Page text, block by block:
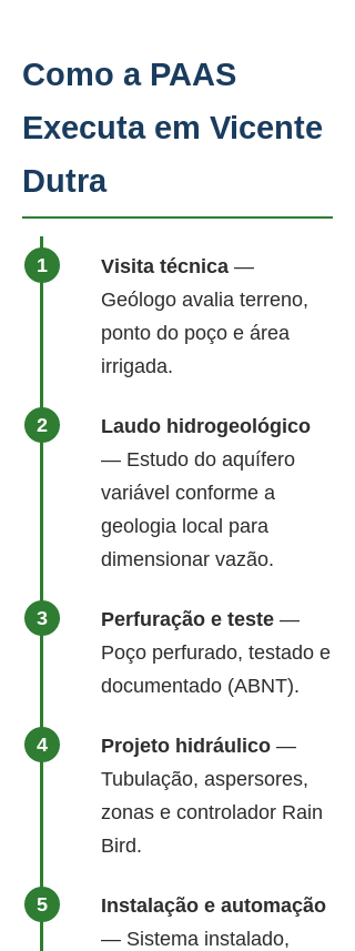
Como a PAAS
Executa em Vicente
Dutra
Visita técnica —
Geólogo avalia terreno,
ponto do poço e área
irrigada.
Laudo hidrogeológico
— Estudo do aquífero
variável conforme a
geologia local para
dimensionar vazão.
Perfuração e teste —
Poço perfurado, testado e
documentado (ABNT).
Projeto hidráulico —
Tubulação, aspersores,
zonas e controlador Rain
Bird.
Instalação e automação
— Sistema instalado,